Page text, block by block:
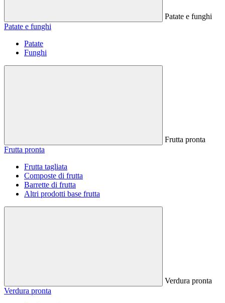
Patate e funghi
Patate e funghi
Patate
Funghi
Frutta pronta
Frutta pronta
Frutta tagliata
Composte di frutta
Barrette di frutta
Altri prodotti base frutta
Verdura pronta
Verdura pronta